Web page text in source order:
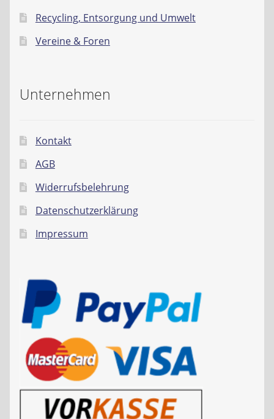
Recycling, Entsorgung und Umwelt
Vereine & Foren
Unternehmen
Kontakt
AGB
Widerrufsbelehrung
Datenschutzerklärung
Impressum